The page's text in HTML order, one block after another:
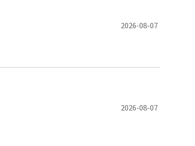
2026-08-07
2026-08-07